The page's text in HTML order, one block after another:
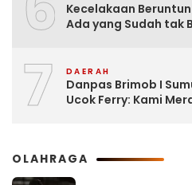
Kecelakaan
Ada yang Sudah tak
7 DAERAH
Danpas Brimob I
Ucok Ferry: Kami
OLAHRAGA